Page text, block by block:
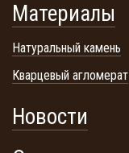
Материалы
Натуральный камень
Кварцевый агломерат
Новости